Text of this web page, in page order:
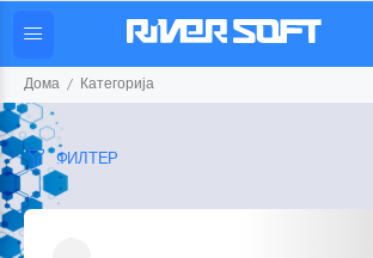
Дома Категорија
ФИЛТЕР